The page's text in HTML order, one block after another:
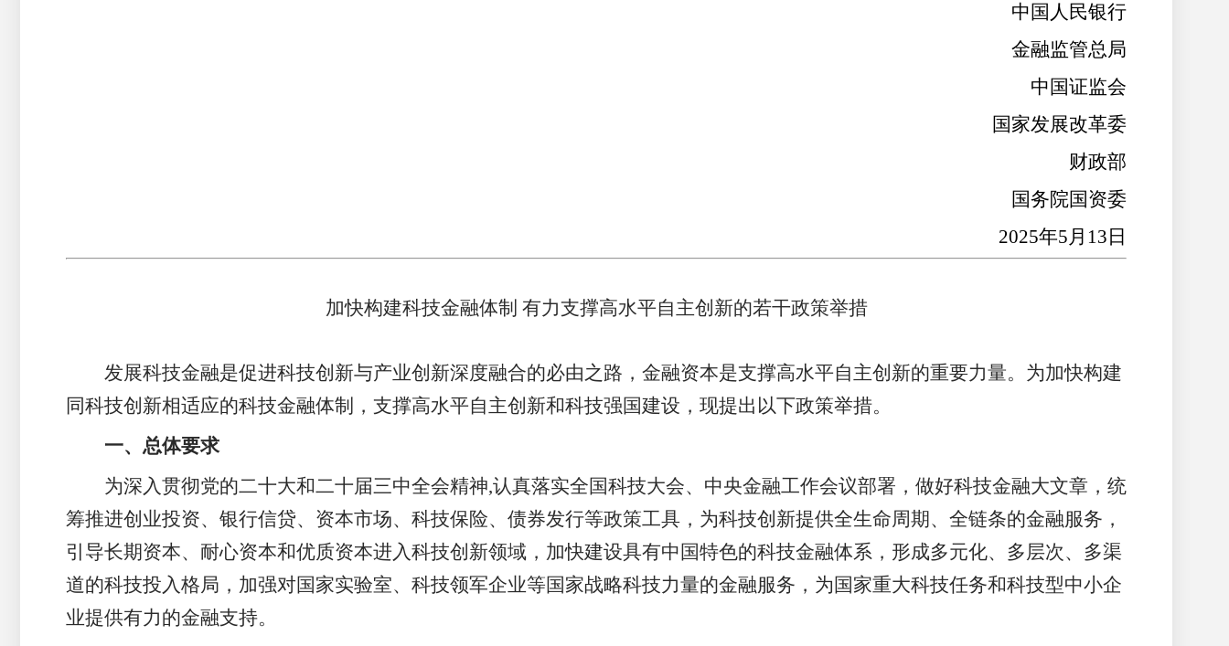
中国人民银行
金融监管总局
中国证监会
国家发展改革委
财政部
国务院国资委
2025年5月13日
加快构建科技金融体制 有力支撑高水平自主创新的若干政策举措
发展科技金融是促进科技创新与产业创新深度融合的必由之路，金融资本是支撑高水平自主创新的重要力量。为加快构建
同科技创新相适应的科技金融体制，支撑高水平自主创新和科技强国建设，现提出以下政策举措。
一、总体要求
为深入贯彻党的二十大和二十届三中全会精神,认真落实全国科技大会、中央金融工作会议部署，做好科技金融大文章，统
筹推进创业投资、银行信贷、资本市场、科技保险、债券发行等政策工具，为科技创新提供全生命周期、全链条的金融服务，
引导长期资本、耐心资本和优质资本进入科技创新领域，加快建设具有中国特色的科技金融体系，形成多元化、多层次、多渠
道的科技投入格局，加强对国家实验室、科技领军企业等国家战略科技力量的金融服务，为国家重大科技任务和科技型中小企
业提供有力的金融支持。